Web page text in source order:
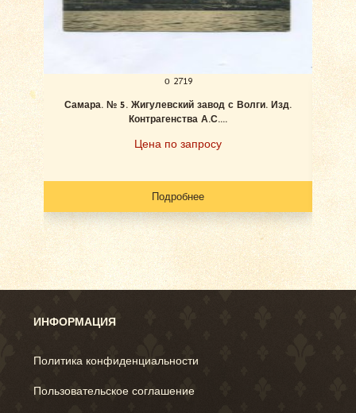
о 2719
Самара. № 5. Жигулевский завод с Волги. Изд.
Контрагенства А.С....
Цена по запросу
Подробнее
ИНФОРМАЦИЯ
Политика конфиденциальности
Пользовательское соглашение